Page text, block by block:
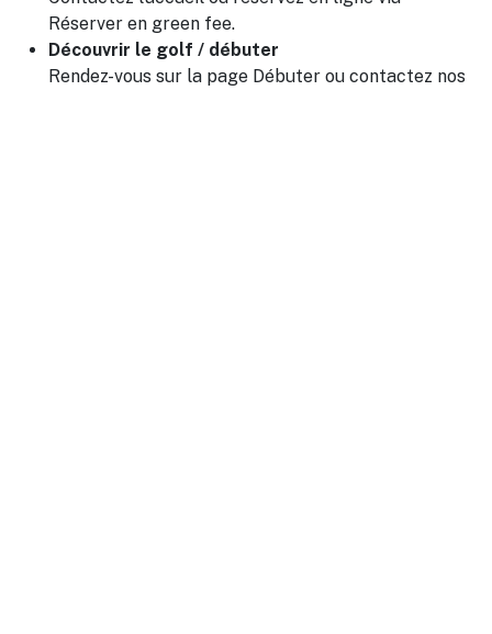
Réserver en green fee.
Découvrir le golf / débuter
Rendez-vous sur la page Débuter ou contactez nos